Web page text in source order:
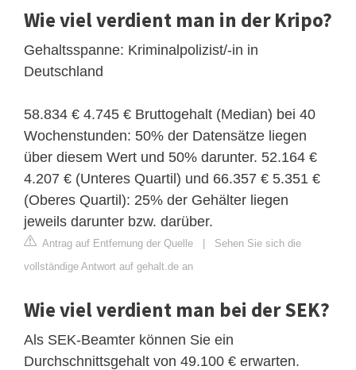
Wie viel verdient man in der Kripo?
Gehaltsspanne: Kriminalpolizist/-in in
Deutschland
58.834 € 4.745 € Bruttogehalt (Median) bei 40
Wochenstunden: 50% der Datensätze liegen
über diesem Wert und 50% darunter. 52.164 €
4.207 € (Unteres Quartil) und 66.357 € 5.351 €
(Oberes Quartil): 25% der Gehälter liegen
jeweils darunter bzw. darüber.
Antrag auf Entfernung der Quelle | Sehen Sie sich die
vollständige Antwort auf gehalt.de an
Wie viel verdient man bei der SEK?
Als SEK-Beamter können Sie ein
Durchschnittsgehalt von 49.100 € erwarten.